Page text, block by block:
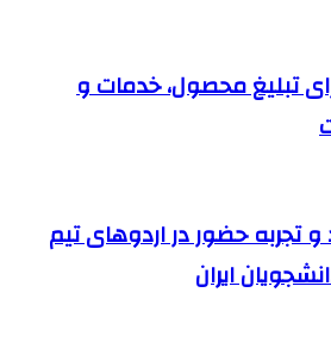
تبلیغ محصول، خدمات و
تجربه حضور در اردوهای تیم
ایران